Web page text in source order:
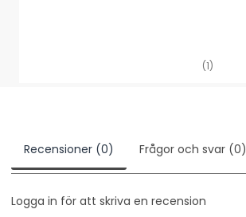
(1)
Recensioner (0) Frågor och svar (0)
Logga in för att skriva en recension